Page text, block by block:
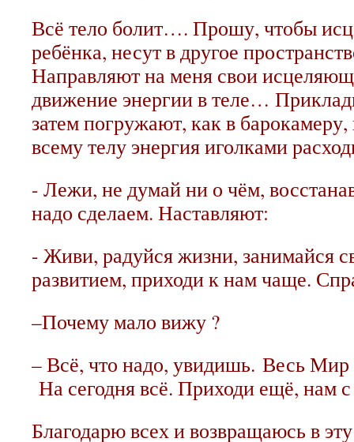
Всё тело болит…. Прошу, чтобы
ребёнка, несут в другое
Направляют на меня свои
движение энергии в теле…
затем погружают, как в
всему телу энергия иголками
- Лежи, не думай ни о чём,
надо сделаем. Наставляют:
- Живи, радуйся жизни, занимайся
развитием, приходи к нам чаще.
–Почему мало вижу ?
– Всё, что надо, увидишь. Весь Мир
На сегодня всё. Приходи ещё, нам с
Благодарю всех и возвращаюсь в